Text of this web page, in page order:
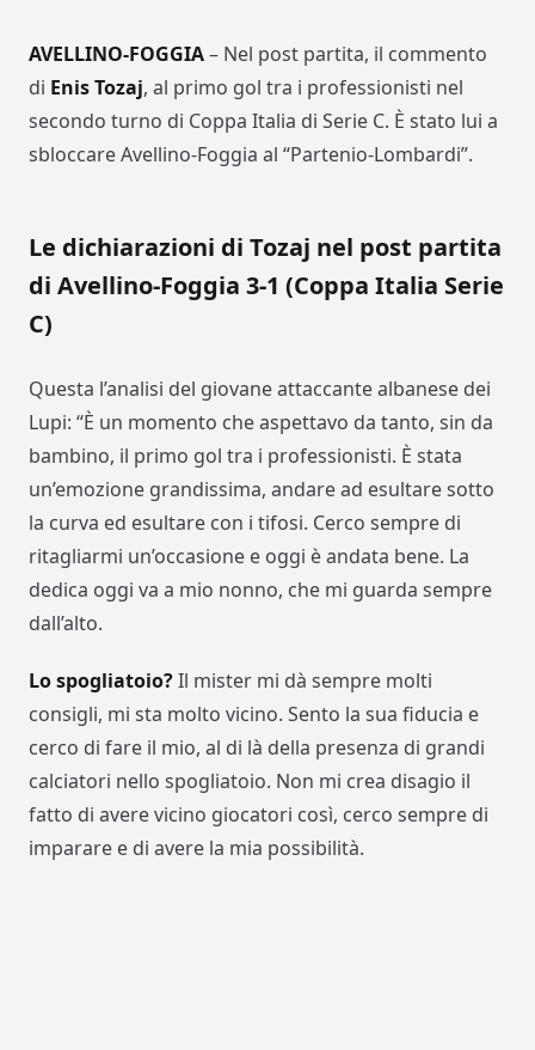
AVELLINO-FOGGIA– Nel post partita, il commento
di Enis Tozaj, al primo gol tra i professionisti nel
secondo turno di Coppa Italia di Serie C. È stato lui a
sbloccare Avellino-Foggia al “Partenio-Lombardi”.
Le dichiarazioni di Tozaj nel post partita
di Avellino-Foggia 3-1 (Coppa Italia Serie
C)
Questa l’analisi del giovane attaccante albanese dei
Lupi: “È un momento che aspettavo da tanto, sin da
bambino, il primo gol tra i professionisti. È stata
un’emozione grandissima, andare ad esultare sotto
la curva ed esultare con i tifosi. Cerco sempre di
ritagliarmi un’occasione e oggi è andata bene. La
dedica oggi va a mio nonno, che mi guarda sempre
dall’alto.
Lo spogliatoio?Il mister mi dà sempre molti
consigli, mi sta molto vicino. Sento la sua fiducia e
cerco di fare il mio, al di là della presenza di grandi
calciatori nello spogliatoio. Non mi crea disagio il
fatto di avere vicino giocatori così, cerco sempre di
imparare e di avere la mia possibilità.